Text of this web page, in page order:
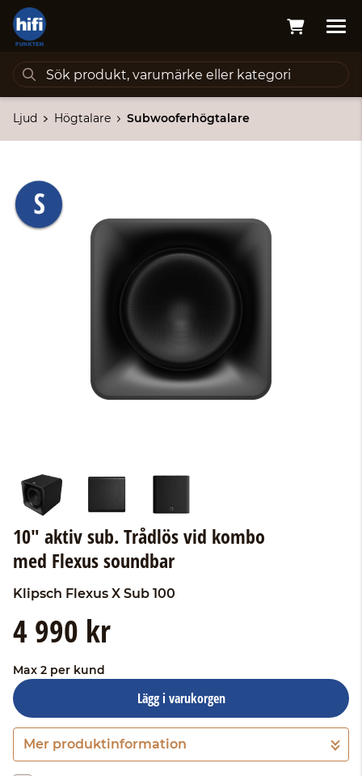
Ljud Högtalare Subwooferhögtalare
10" aktiv sub. Trådlös vid kombo
med Flexus soundbar
Klipsch Flexus X Sub 100
4 990 kr
Max 2 per kund
Lägg i varukorgen
Gå till kassan
Mer produktinformation